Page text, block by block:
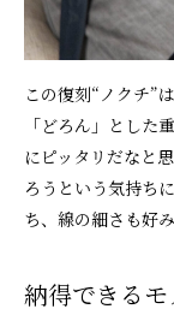
この復刻“ノクチ”
「どろん」とした
にピッタリだなと
ろうという気持ち
ち、線の細さも好み
納得できる